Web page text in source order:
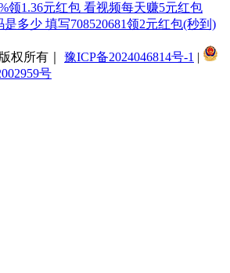
领1.36元红包 看视频每天赚5元红包
多少 填写708520681领2元红包(秒到)
权所有｜ 豫ICP备2024046814号-1 |
号